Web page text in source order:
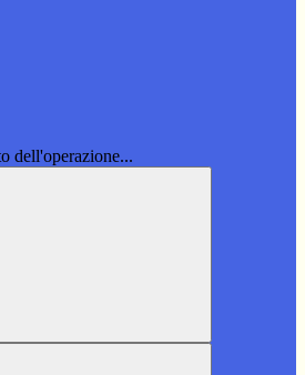
dell'operazione...